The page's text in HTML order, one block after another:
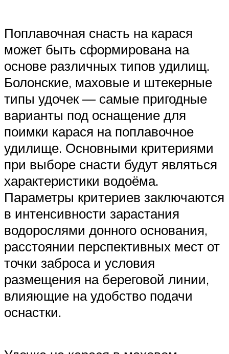
Поплавочная снасть на карася
может быть сформирована на
основе различных типов удилищ.
Болонские, маховые и штекерные
типы удочек — самые пригодные
варианты под оснащение для
поимки карася на поплавочное
удилище. Основными критериями
при выборе снасти будут являться
характеристики водоёма.
Параметры критериев заключаются
в интенсивности зарастания
водорослями донного основания,
расстоянии перспективных мест от
точки заброса и условия
размещения на береговой линии,
влияющие на удобство подачи
оснастки.